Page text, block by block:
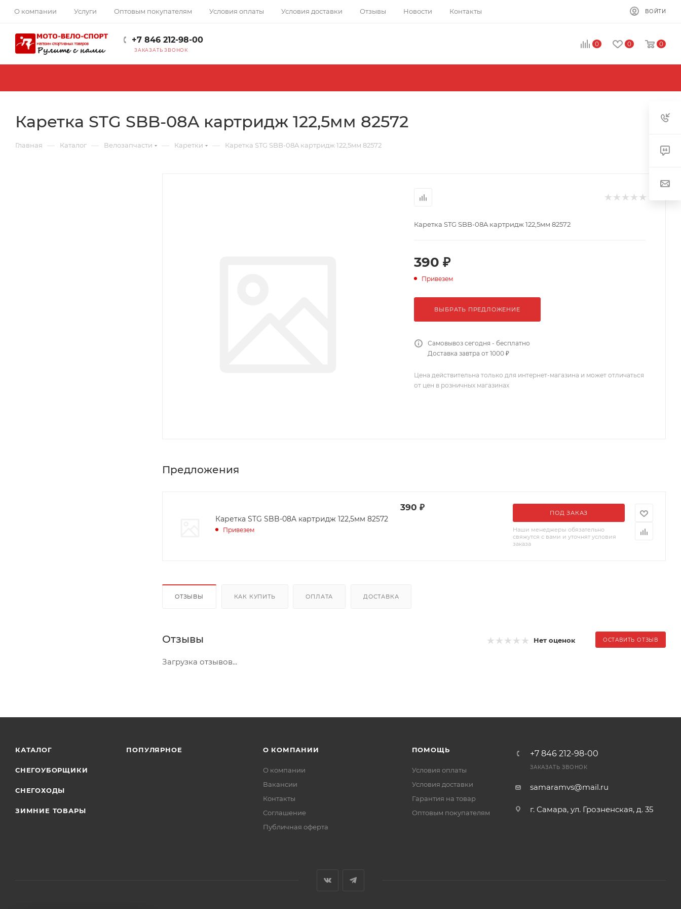
О компании Услуги Оптовым покупателям Условия оплаты Условия доставки Отзывы Новости Контакты ВОЙТИ
+7 846 212-98-00
ЗАКАЗАТЬ ЗВОНОК
0 0 0
Каретка STG SBB-08A картридж 122,5мм 82572
Главная — Каталог — Велозапчасти — Каретки — Каретка STG SBB-08A картридж 122,5мм 82572
Каретка STG SBB-08A картридж 122,5мм 82572
390 ₽
Привезем
ВЫБРАТЬ ПРЕДЛОЖЕНИЕ
Самовывоз сегодня - бесплатно
Доставка завтра от 1000 ₽
Цена действительна только для интернет-магазина и может отличаться
от цен в розничных магазинах
Предложения
Каретка STG SBB-08A картридж 122,5мм 82572
Привезем
390 ₽
ПОД ЗАКАЗ
Наши менеджеры обязательно
свяжутся с вами и уточнят условия
заказа
ОТЗЫВЫ КАК КУПИТЬ ОПЛАТА ДОСТАВКА
Отзывы Нет оценок ОСТАВИТЬ ОТЗЫВ
Загрузка отзывов...
КАТАЛОГ
СНЕГОУБОРЩИКИ
СНЕГОХОДЫ
ЗИМНИЕ ТОВАРЫ
ПОПУЛЯРНОЕ О КОМПАНИИ
О компании
Вакансии
Контакты
Соглашение
Публичная оферта
ПОМОЩЬ
Условия оплаты
Условия доставки
Гарантия на товар
Оптовым покупателям
+7 846 212-98-00
ЗАКАЗАТЬ ЗВОНОК
samaramvs@mail.ru
г. Самара, ул. Грозненская, д. 35